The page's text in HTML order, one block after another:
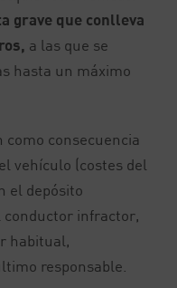
grave que conlleva
a las que se
hasta un máximo
como consecuencia
vehículo (costes del
el depósito
conductor infractor,
habitual,
responsable.